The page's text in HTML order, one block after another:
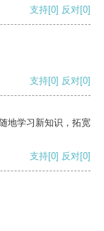
支持[0] 反对[0]
支持[0] 反对[0]
地学习新知识，拓宽
支持[0] 反对[0]